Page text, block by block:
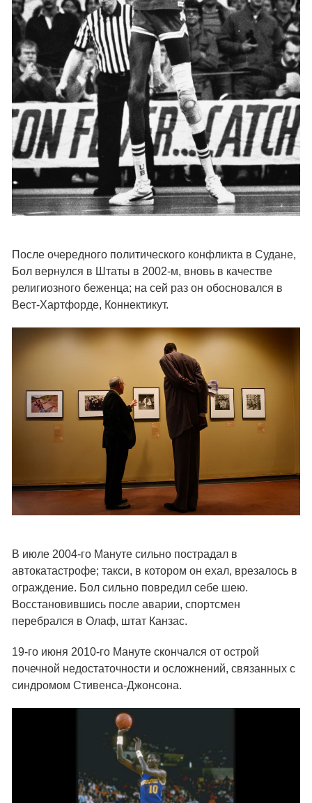
После очередного политического конфликта в Судане,
Бол вернулся в Штаты в 2002-м, вновь в качестве
религиозного беженца; на сей раз он обосновался в
Вест-Хартфорде, Коннектикут.
В июле 2004-го Мануте сильно пострадал в
автокатастрофе; такси, в котором он ехал, врезалось в
ограждение. Бол сильно повредил себе шею.
Восстановившись после аварии, спортсмен
перебрался в Олаф, штат Канзас.
19-го июня 2010-го Мануте скончался от острой
почечной недостаточности и осложнений, связанных с
синдромом Стивенса-Джонсона.